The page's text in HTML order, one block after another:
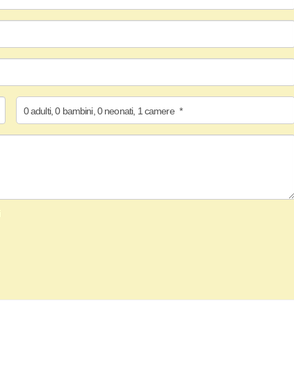
0adulti, 0 bambini, 0 neonati, 1 camere *